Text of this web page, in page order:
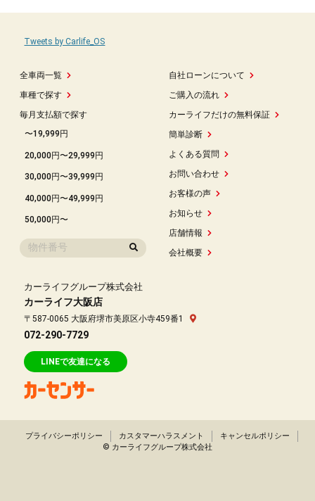
全車両一覧
車種で探す
毎月支払額で探す
〜19,999円
20,000円〜29,999円
30,000円〜39,999円
40,000円〜49,999円
50,000円〜
自社ローンについて
ご購入の流れ
カーライフだけの無料保証
簡単診断
よくある質問
お問い合わせ
お客様の声
お知らせ
店舗情報
会社概要
Tweets by Carlife_OS
カーライフグループ株式会社
カーライフ大阪店
〒587-0065 大阪府堺市美原区小寺459番1
072-290-7729
LINEで友達になる
プライバシーポリシー カスタマーハラスメント
キャンセルポリシー
© カーライフグループ株式会社